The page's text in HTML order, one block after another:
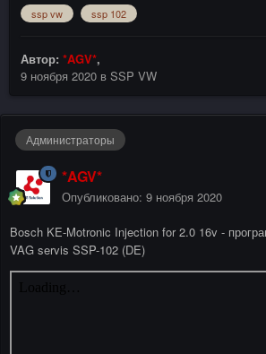
ssp vw ssp 102
Автор: *AGV*,
9 ноября 2020 в SSP VW
Администраторы
*AGV*
Опубликовано: 9 ноября 2020
Bosch KE-Motronic Injection for 2.0 16v -
VAG servis SSP-102 (DE)